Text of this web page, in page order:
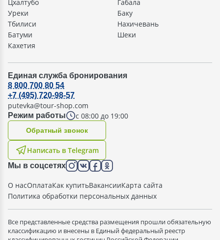
Цхалтубо
Уреки
Тбилиси
Батуми
Кахетия
Габала
Баку
Нахичевань
Шеки
Единая служба бронирования
Режим работы с 08:00 до 19:00
8 800 700 80 54
+7 (495) 720-98-57
putevka@tour-shop.com
Написать в Telegram
Oбратный звонок
Мы в соцсетях
О насОплатаКак купитьВакансииКарта сайта
Политика обработки персональных данных
Все представленные средства размещения прошли обязательную
классификацию и внесены в Единый федеральный реестр